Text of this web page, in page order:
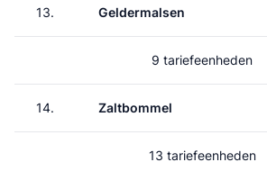
13. Geldermalsen
9 tariefeenheden
14. Zaltbommel
13 tariefeenheden